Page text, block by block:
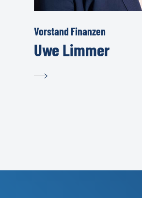
Vorstand Finanzen
Uwe Limmer